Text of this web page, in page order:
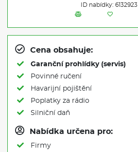
ID nabídky: 6132923
Cena obsahuje:
Garanční prohlídky (servis)
Povinné ručení
Havarijní pojištění
Poplatky za rádio
Silniční daň
Nabídka určena pro:
Firmy